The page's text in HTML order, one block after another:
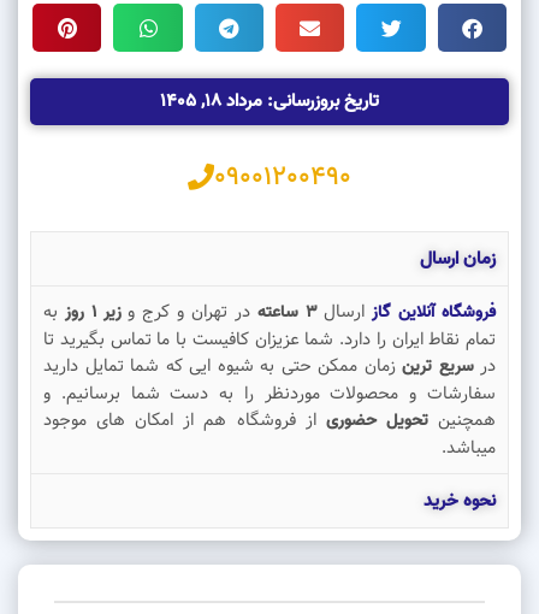
تاریخ بروزرسانی: مرداد 18, 1405
09001200490
زمان ارسال
فروشگاه آنلاین گاز ارسال3 ساعته در تهران و کرج وزیر 1 روز
به
تمام نقاط ایران را دارد. شما عزیزان کافیست با ما تماس بگیرید تا
درسریع ترین زمان ممکن حتی به شیوه ایی که شما تمایل دارید
سفارشات و محصولات موردنظر را به دست شما برسانیم. و
همچنینتحویل حضوری از فروشگاه هم از امکان های موجود
میباشد.
نحوه خرید